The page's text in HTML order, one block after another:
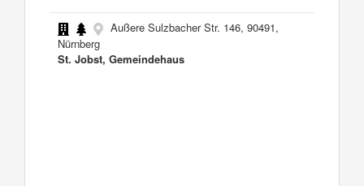
Außere Sulzbacher Str. 146, 90491,
Nürnberg
St. Jobst, Gemeindehaus